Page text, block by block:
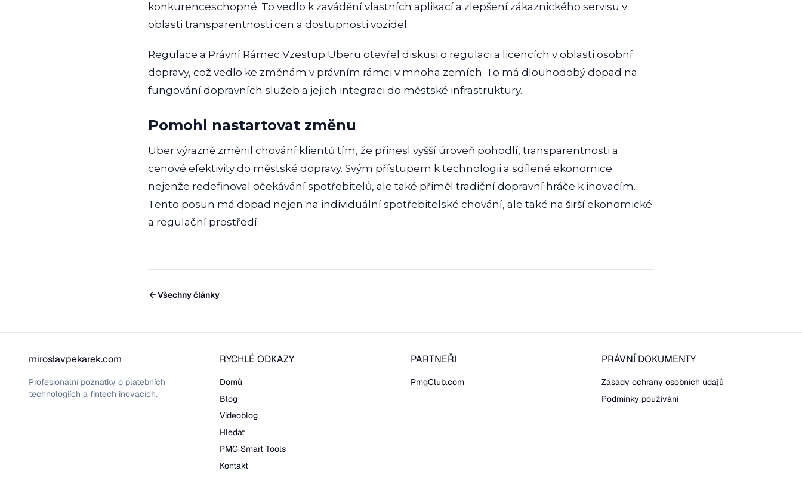
konkurenceschopné. To vedlo k zavádění vlastních aplikací a zlepšení zákaznického servisu v
oblasti transparentnosti cen a dostupnosti vozidel.
Regulace a Právní Rámec Vzestup Uberu otevřel diskusi o regulaci a licencích v oblasti osobní
dopravy, což vedlo ke změnám v právním rámci v mnoha zemích. To má dlouhodobý dopad na
fungování dopravních služeb a jejich integraci do městské infrastruktury.
Pomohl nastartovat změnu
Uber výrazně změnil chování klientů tím, že přinesl vyšší úroveň pohodlí, transparentnosti a
cenové efektivity do městské dopravy. Svým přístupem k technologii a sdílené ekonomice
nejenže redefinoval očekávání spotřebitelů, ale také přiměl tradiční dopravní hráče k inovacím.
Tento posun má dopad nejen na individuální spotřebitelské chování, ale také na širší ekonomické
a regulační prostředí.
Všechny články
miroslavpekarek.com
Profesionální poznatky o platebních
technologiích a fintech inovacích.
RYCHLÉ ODKAZY
Domů
Blog
Videoblog
Hledat
PMG Smart Tools
Kontakt
PARTNEŘI
PmgClub.com
PRÁVNÍ DOKUMENTY
Zásady ochrany osobních údajů
Podmínky používání